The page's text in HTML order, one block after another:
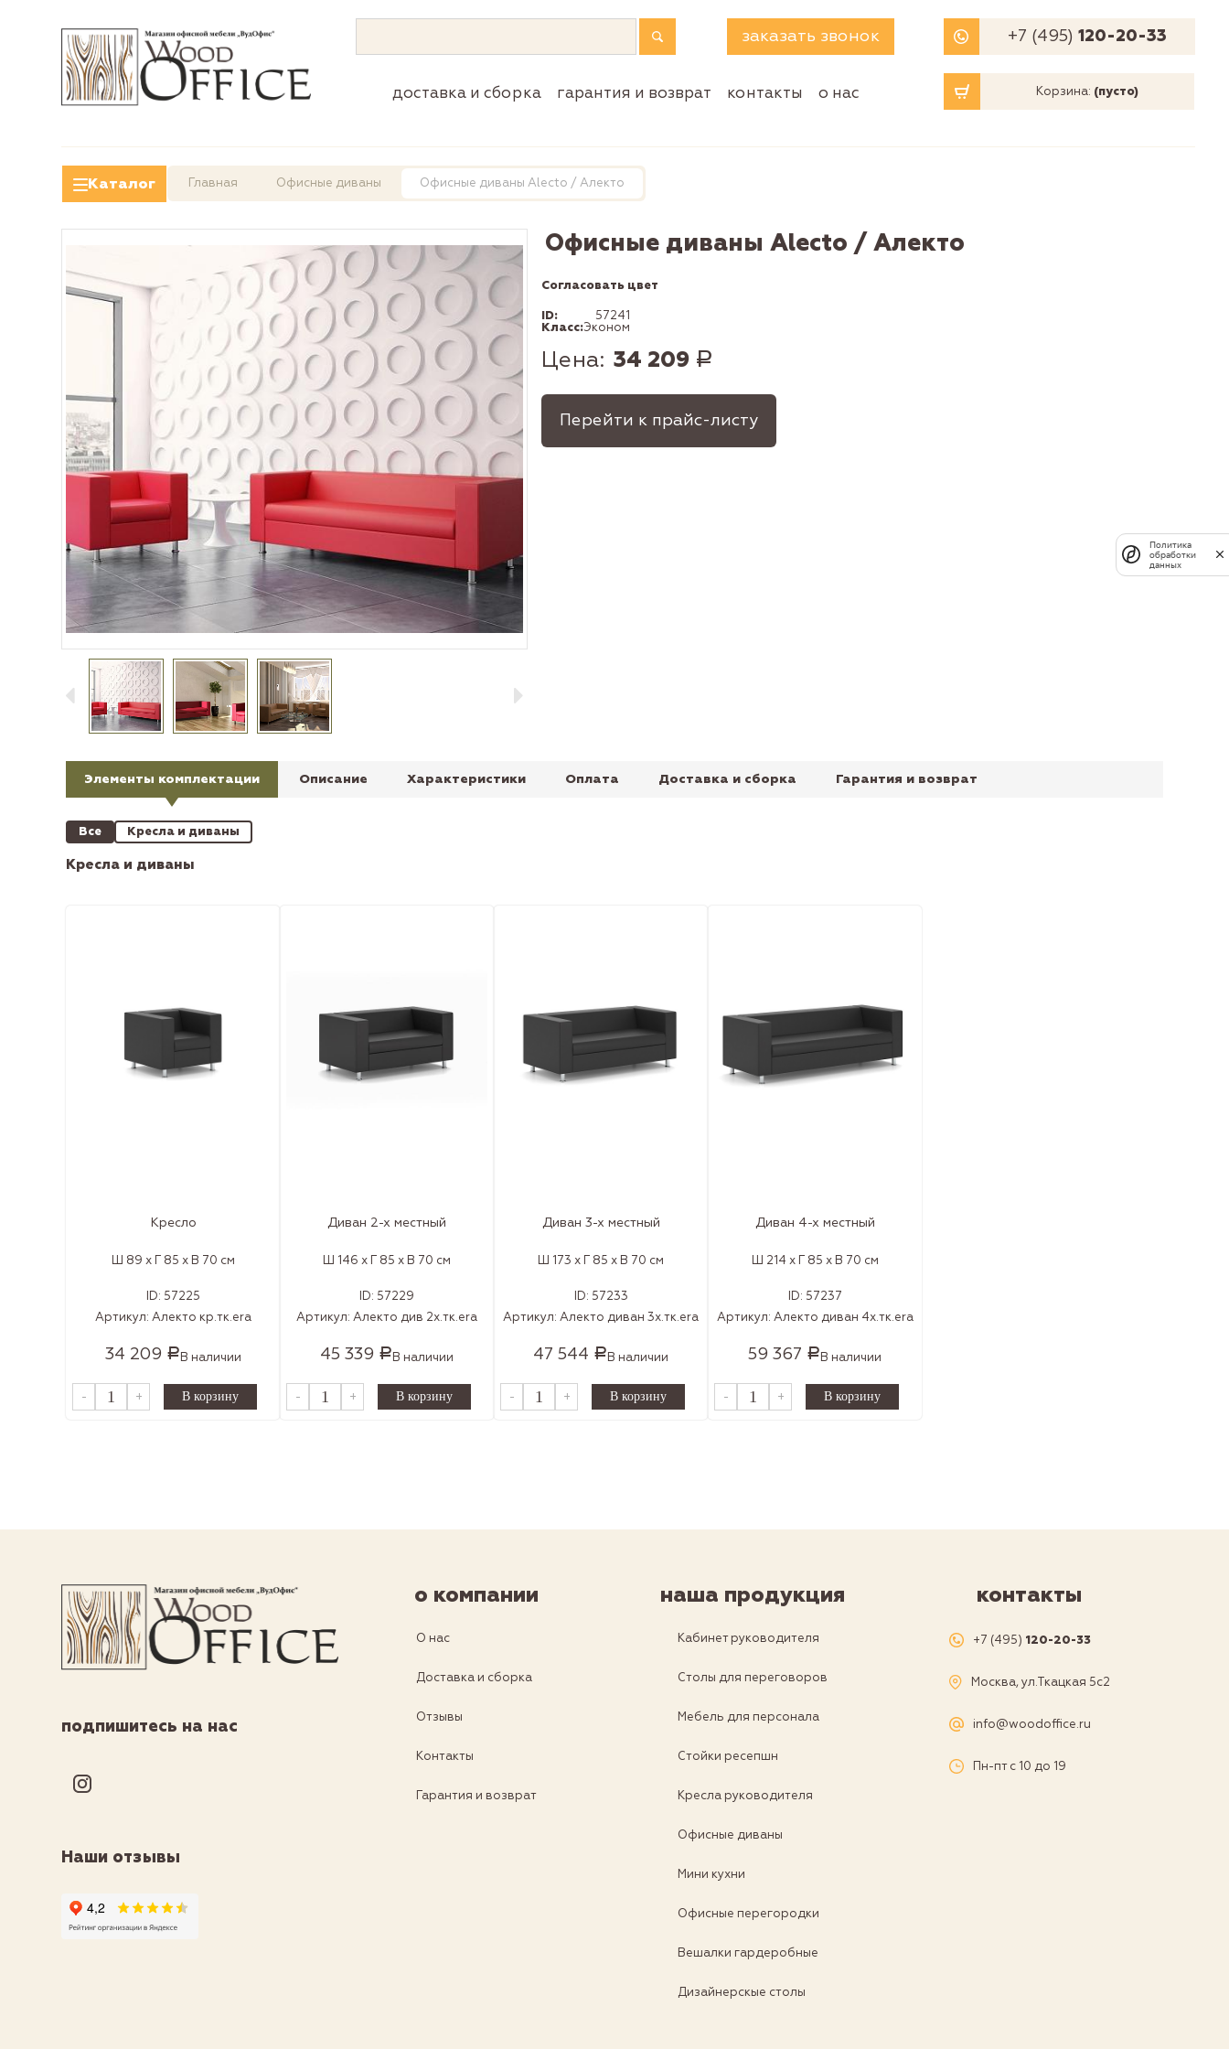
заказать звонок +7 (495)120-20-33
доставка и сборка гарантия и возврат контакты о нас Корзина: (пусто)
Каталог Главная Офисные диваны Офисные диваны Alecto / Алекто
Офисные диваны Alecto / Алекто
Согласовать цвет
ID:
57241
Класс:Эконом
Цена: 34 209 Р
Перейти к прайс-листу
Элементы комплектации Описание Характеристики Оплата Доставка и сборка Гарантия и возврат
Все Кресла и диваны
Кресла и диваны
Кресло
Ш 89 x Г 85 x В 70 см
ID: 57225
Артикул: Алекто кр.тк.era
34 209 РВ наличии
- +
Диван 2-х местный
Ш 146 x Г 85 x В 70 см
ID: 57229
Артикул: Алекто див 2х.тк.era
45 339 РВ наличии
- +
Диван 3-х местный
Ш 173 x Г 85 x В 70 см
ID: 57233
Артикул: Алекто диван 3х.тк.era
47 544 РВ наличии
- +
Диван 4-х местный
Ш 214 x Г 85 x В 70 см
ID: 57237
Артикул: Алекто диван 4х.тк.era
59 367 РВ наличии
- +
подпишитесь на нас
Наши отзывы
о компании
О нас
Доставка и сборка
Отзывы
Контакты
Гарантия и возврат
наша продукция
Кабинет руководителя
Столы для переговоров
Мебель для персонала
Стойки ресепшн
Кресла руководителя
Офисные диваны
Мини кухни
Офисные перегородки
Вешалки гардеробные
Дизайнерскые столы
контакты
+7 (495) 120-20-33
Москва, ул.Ткацкая 5с2
info@woodoffice.ru
Пн-пт с 10 до 19
Политика
обработки
данных